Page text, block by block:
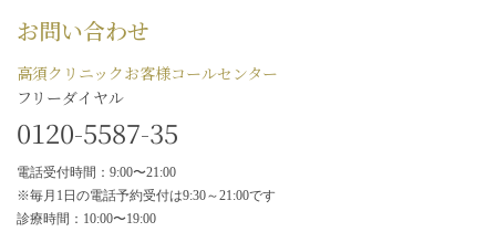
お問い合わせ
高須クリニックお客様コールセンター
フリーダイヤル
0120-5587-35
電話受付時間：9:00〜21:00
※毎月1日の電話予約受付は9:30～21:00です
診療時間：10:00〜19:00